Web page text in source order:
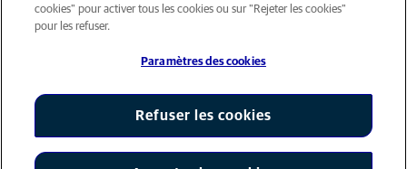
Cookies
Privacyverklaring
AniCura est un affilié de Mars, Inc © 2026
cookies" pour activer tous les cookies ou sur "Rejeter les cookies"
pour les refuser.
Paramètres des cookies
Refuser les cookies